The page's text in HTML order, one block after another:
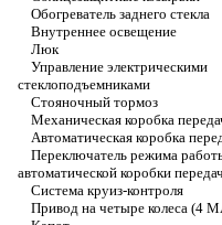
Обогреватель заднего стекла
Внутреннее освещение
Люк
Управление электрическими
стеклоподъемниками
Стояночный тормоз
Механическая коробка
Автоматическая коробка
Переключатель режима
автоматической коробки передач
Система круиз-контроля
Привод на четыре колеса (4